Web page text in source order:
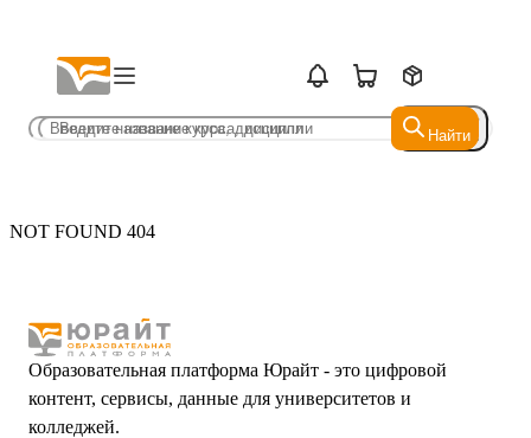
Найти
Найти
NOT FOUND 404
Образовательная платформа Юрайт - это цифровой
контент, сервисы, данные для университетов и
колледжей.